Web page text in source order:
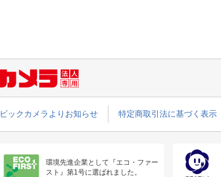
ビックカメラよりお知らせ 特定商取引法に基づく表示
環境先進企業として『エコ・ファー
スト』第1号に選ばれました。